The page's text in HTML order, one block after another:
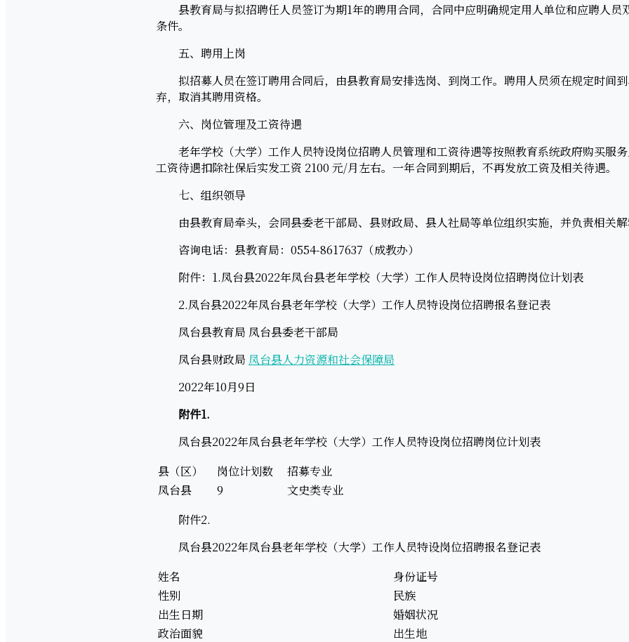
县教育局与拟招聘任人员签订为期1年的聘用合同，合同中应明确规定用人单位和应聘人员
条件。
五、聘用上岗
拟招募人员在签订聘用合同后，由县教育局安排选岗、到岗工作。聘用人员须在规定时间
弃，取消其聘用资格。
六、岗位管理及工资待遇
老年学校（大学）工作人员特设岗位招聘人员管理和工资待遇等按照教育系统政府购买服
工资待遇扣除社保后实发工资 2100 元/月左右。一年合同到期后，不再发放工资及相关待遇。
七、组织领导
由县教育局牵头，会同县委老干部局、县财政局、县人社局等单位组织实施，并负责相关
咨询电话：县教育局：0554-8617637（成教办）
附件：1.凤台县2022年凤台县老年学校（大学）工作人员特设岗位招聘岗位计划表
2.凤台县2022年凤台县老年学校（大学）工作人员特设岗位招聘报名登记表
凤台县教育局 凤台县委老干部局
凤台县财政局 凤台县人力资源和社会保障局
2022年10月9日
附件1.
凤台县2022年凤台县老年学校（大学）工作人员特设岗位招聘岗位计划表
县（区）
岗位计划数
招募专业
凤台县
9
文史类专业
附件2.
凤台县2022年凤台县老年学校（大学）工作人员特设岗位招聘报名登记表
姓名
身份证号
性别
民族
出生日期
婚姻状况
政治面貌
出生地